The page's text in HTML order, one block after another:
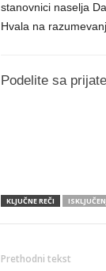
stanovnici naselja
Hvala na
Podelite sa
KLJUČNE REČI
Prethodni tekst